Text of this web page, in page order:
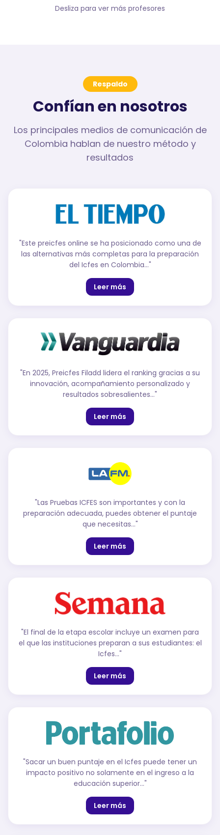
Desliza para ver más profesores
Respaldo
Confían en nosotros
Los principales medios de comunicación de
Colombia hablan de nuestro método y
resultados
"Este preicfes online se ha posicionado como una de
las alternativas más completas para la preparación
del Icfes en Colombia..."
Leer más
"En 2025, Preicfes Filadd lidera el ranking gracias a su
innovación, acompañamiento personalizado y
resultados sobresalientes…"
Leer más
"Las Pruebas ICFES son importantes y con la
preparación adecuada, puedes obtener el puntaje
que necesitas…"
Leer más
"El final de la etapa escolar incluye un examen para
el que las instituciones preparan a sus estudiantes: el
Icfes…"
Leer más
"Sacar un buen puntaje en el Icfes puede tener un
impacto positivo no solamente en el ingreso a la
educación superior…"
Leer más